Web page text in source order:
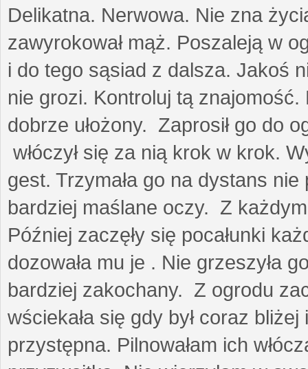
Delikatna. Nerwowa. Nie zna
zawyrokował mąż. Poszaleją w
i do tego sąsiad z dalsza. Jakoś
nie grozi. Kontroluj tą
dobrze ułożony. Zaprosił go do
włóczył się za nią krok w krok.
gest. Trzymała go na dystans
bardziej maślane oczy. Z
Później zaczęły się pocałunki
dozowała mu je . Nie grzeszyła
bardziej zakochany. Z ogrodu
wściekała się gdy był coraz
przystępna. Pilnowałam ich